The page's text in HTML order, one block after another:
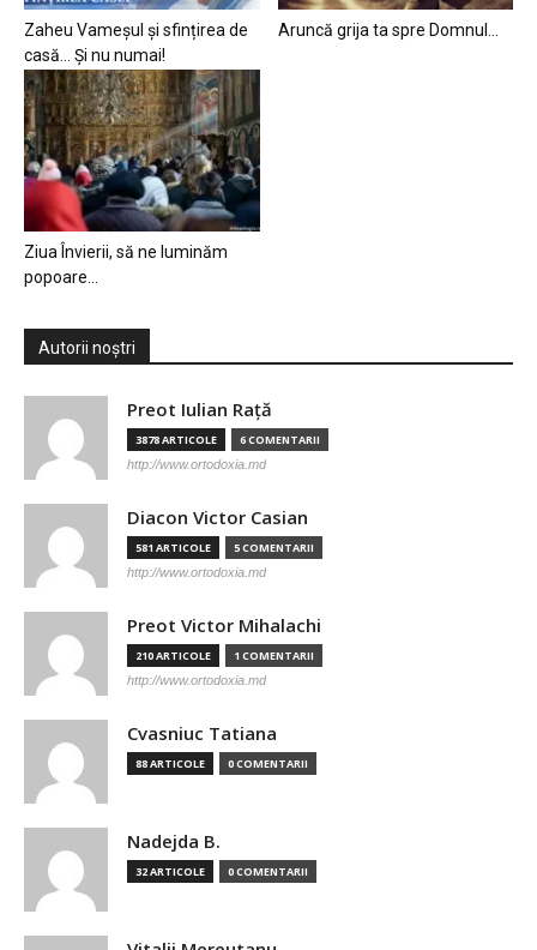
Zaheu Vameșul și sfințirea de
casă… Și nu numai!
Aruncă grija ta spre Domnul…
Ziua Învierii, să ne luminăm
popoare…
Autorii noștri
Preot Iulian Raţă
3878 ARTICOLE 6 COMENTARII
http://www.ortodoxia.md
Diacon Victor Casian
581 ARTICOLE 5 COMENTARII
http://www.ortodoxia.md
Preot Victor Mihalachi
210 ARTICOLE 1 COMENTARII
http://www.ortodoxia.md
Cvasniuc Tatiana
88 ARTICOLE 0 COMENTARII
Nadejda B.
32 ARTICOLE 0 COMENTARII